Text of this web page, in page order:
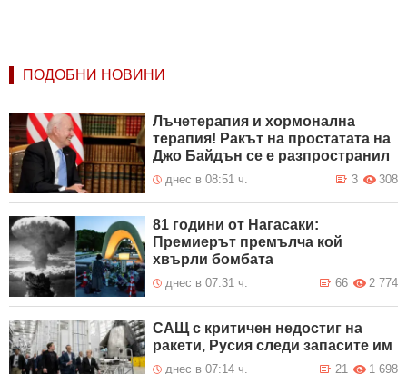
ПОДОБНИ НОВИНИ
Лъчетерапия и хормонална
терапия! Ракът на простатата на
Джо Байдън се е разпространил
днес в 08:51 ч. 308
3
81 години от Нагасаки:
Премиерът премълча кой
хвърли бомбата
днес в 07:31 ч. 2 774
66
САЩ с критичен недостиг на
ракети, Русия следи запасите им
днес в 07:14 ч. 1 698
21